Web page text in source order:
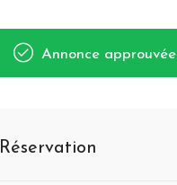
Annonce approuvée
Réservation